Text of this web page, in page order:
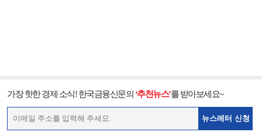
가장 핫한 경제 소식! 한국금융신문의 ‘추천뉴스’를 받아보세요~
뉴스레터 신청